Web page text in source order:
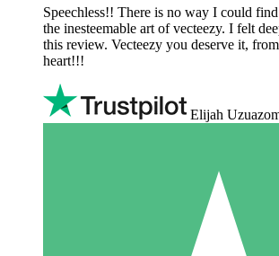
Speechless!! There is no way I could
the inesteemable art of vecteezy. I felt
this review. Vecteezy you deserve it,
heart!!!
Elijah